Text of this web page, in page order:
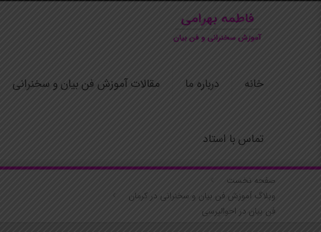
خانه درباره ما مقالات آموزش فن بیان و سخنرانی
تماس با استاد
صفحه نخست
وبلاگ آموزش فن بیان و سخنرانی در کرمان
فن بیان در احوالپرسی